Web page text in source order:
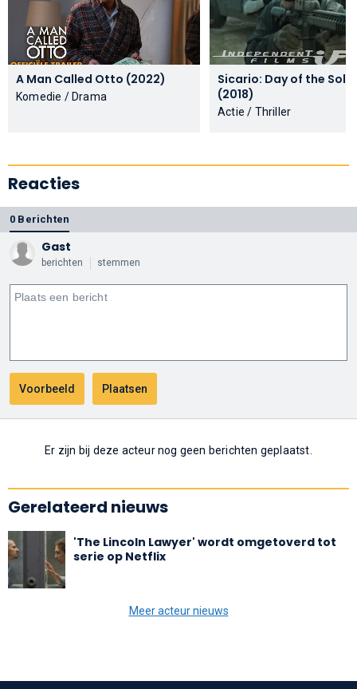
A Man Called Otto (2022)
Komedie / Drama
Sicario: Day of the
(2018)
Actie / Thriller
Reacties
0 Berichten
Gast
berichten stemmen
Er zijn bij deze acteur nog geen berichten geplaatst.
Gerelateerd nieuws
'The Lincoln Lawyer' wordt omgetoverd tot
serie op Netflix
Meer acteur nieuws